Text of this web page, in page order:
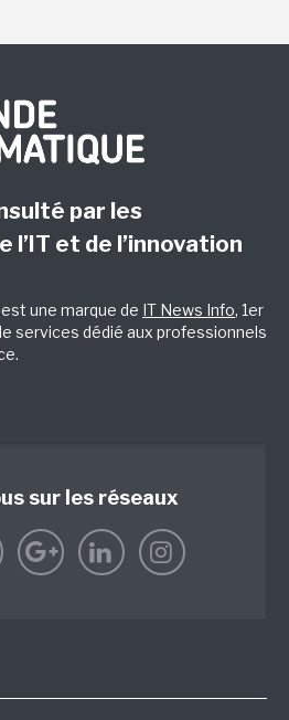
par les
l’IT et de l’innovation
une marque de IT News Info, 1er
services dédié aux professionnels
sur les réseaux